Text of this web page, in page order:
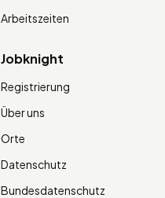
Arbeitszeiten
Jobknight
Registrierung
Über uns
Orte
Datenschutz
Bundesdatenschutz